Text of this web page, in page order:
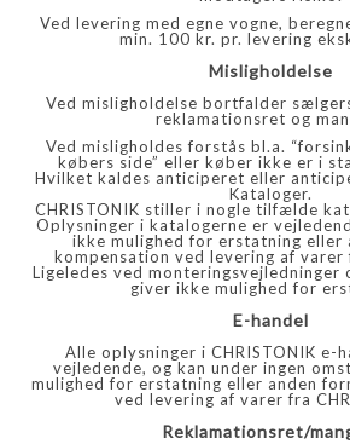
Ved levering med egne vogne,
min. 100 kr. pr. levering
Misligholdelse
Ved misligholdelse bortfalder
reklamationsret og
Ved misligholdes forstås bl.a.
købers side” eller køber ikke er i
Hvilket kaldes anticiperet eller
Kataloger.
CHRISTONIK stiller i nogle tilfælde
Oplysninger i katalogerne er
ikke mulighed for erstatning eller
kompensation ved levering af varer
Ligeledes ved monteringsvejledninger
giver ikke mulighed for
E-handel
Alle oplysninger i CHRISTONIK e-
vejledende, og kan under ingen
mulighed for erstatning eller anden
ved levering af varer fra
Reklamationsret/